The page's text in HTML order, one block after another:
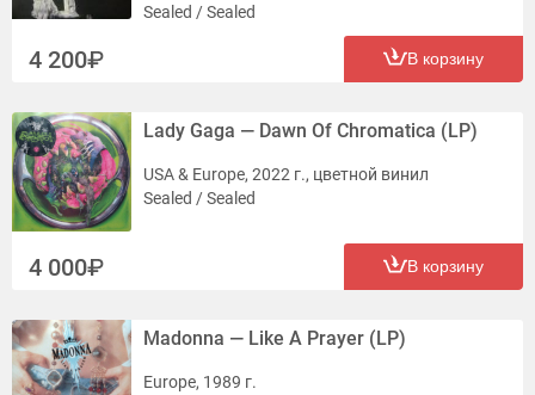
Sealed / Sealed
4 200 В корзину
Lady Gaga — Dawn Of Chromatica (LP)
USA & Europe, 2022 г., цветной винил
Sealed / Sealed
4 000 В корзину
Madonna — Like A Prayer (LP)
Europe, 1989 г.